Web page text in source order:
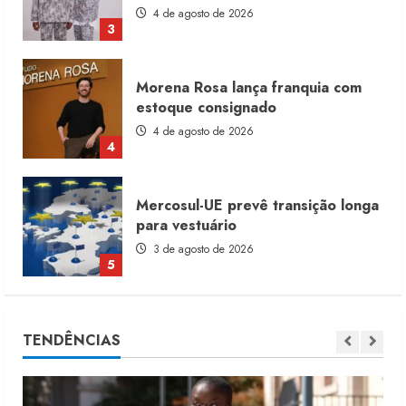
4
4 de agosto de 2026
5
Mercosul-UE prevê transição longa
para vestuário
3 de agosto de 2026
1
Renata Caixeta assume Movimento
Sou de Algodão
5 de agosto de 2026
2
TENDÊNCIAS